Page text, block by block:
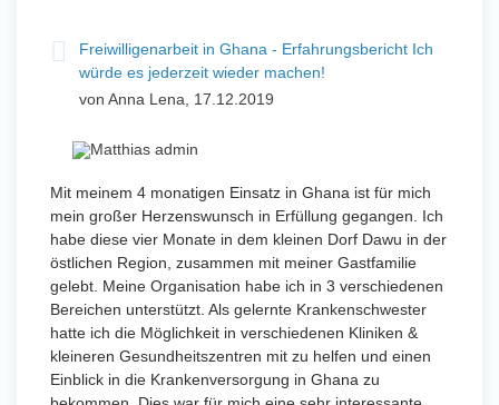
Freiwilligenarbeit in Ghana - Erfahrungsbericht Ich
würde es jederzeit wieder machen!
von Anna Lena, 17.12.2019
Mit meinem 4 monatigen Einsatz in Ghana ist für mich
mein großer Herzenswunsch in Erfüllung gegangen. Ich
habe diese vier Monate in dem kleinen Dorf Dawu in der
östlichen Region, zusammen mit meiner Gastfamilie
gelebt. Meine Organisation habe ich in 3 verschiedenen
Bereichen unterstützt. Als gelernte Krankenschwester
hatte ich die Möglichkeit in verschiedenen Kliniken &
kleineren Gesundheitszentren mit zu helfen und einen
Einblick in die Krankenversorgung in Ghana zu